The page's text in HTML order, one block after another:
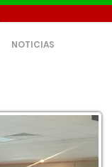
NOTICIAS